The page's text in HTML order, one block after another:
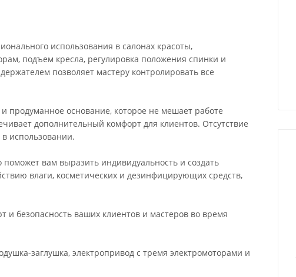
использования в салонах красоты,
подъем кресла, регулировка положения спинки и
позволяет мастеру контролировать все
продуманное основание, которое не мешает работе
дополнительный комфорт для клиентов. Отсутствие
использовании.
вам выразить индивидуальность и создать
влаги, косметических и дезинфицирующих средств,
и безопасность ваших клиентов и мастеров во время
заглушка, электропривод с тремя электромоторами и